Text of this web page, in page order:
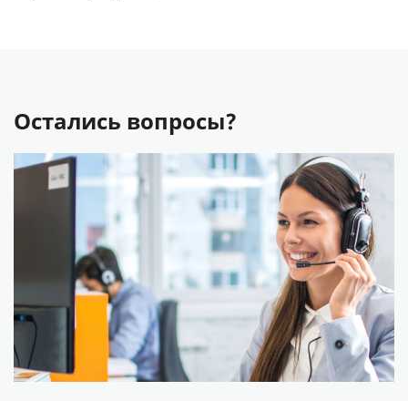
Остались вопросы?